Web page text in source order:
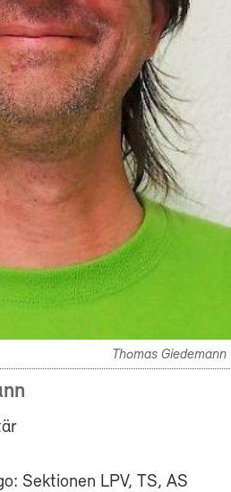
Thomas Giedemann
Sektionen LPV, TS, AS